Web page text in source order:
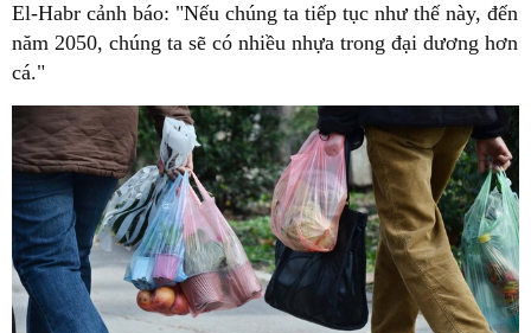
El-Habr cảnh báo: "Nếu chúng ta tiếp tục như thế này, đến
năm 2050, chúng ta sẽ có nhiều nhựa trong đại dương hơn
cá."